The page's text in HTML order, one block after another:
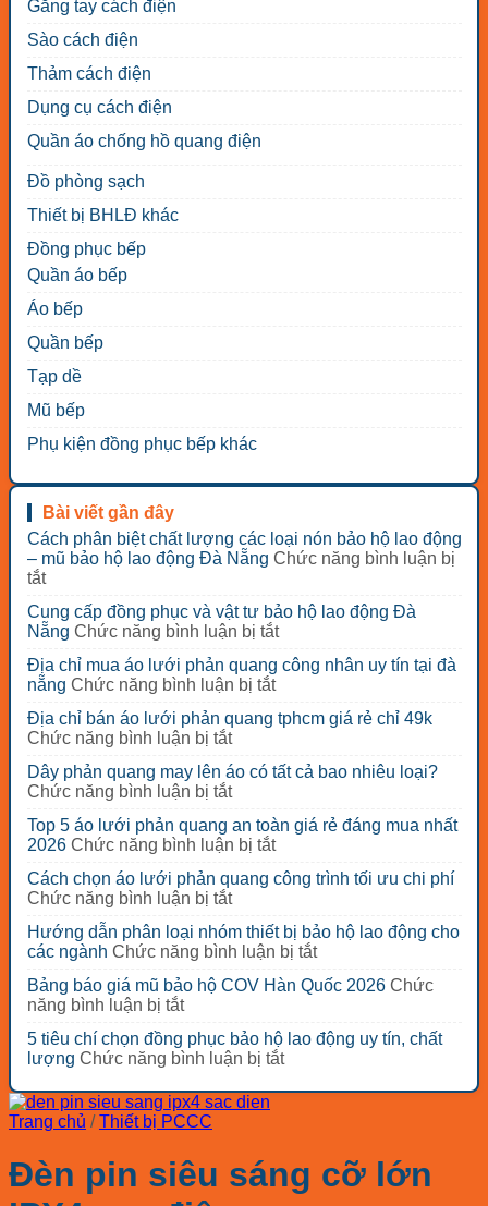
Găng tay cách điện
Sào cách điện
Thảm cách điện
Dụng cụ cách điện
Quần áo chống hồ quang điện
Đồ phòng sạch
Thiết bị BHLĐ khác
Đồng phục bếp
Quần áo bếp
Áo bếp
Quần bếp
Tạp dề
Mũ bếp
Phụ kiện đồng phục bếp khác
Bài viết gần đây
Cách phân biệt chất lượng các loại nón bảo hộ lao động
– mũ bảo hộ lao động Đà Nẵng Chức năng bình luận bị
tắtở
phân
biệt
chất
lượng
các
loại
nón
hộ
lao
–
mũ
bảo
hộ
lao
động
Đà
Cung cấp đồng phục và vật tư bảo hộ lao động Đà
Nẵng Chức năng bình luận bị tắtở
cấp
phục
và
tư
lao
Nẵng
Địa chỉ mua áo lưới phản quang công nhân uy tín tại đà
nẵng Chức năng bình luận bị tắtở
chỉ
áo
lưới
quang
công
uy
đà
nẵng
Địa chỉ bán áo lưới phản quang tphcm giá rẻ chỉ 49k
Chức năng bình luận bị tắtở
chỉ
bán
lưới
phản
quang
tphcm
rẻ
chỉ
Dây phản quang may lên áo có tất cả bao nhiêu loại?
Chức năng bình luận bị tắtở
phản
quang
lên
áo
có
tất
bao
Top 5 áo lưới phản quang an toàn giá rẻ đáng mua nhất
2026 Chức năng bình luận bị tắtở
5
lưới
phản
quang
an
rẻ
đáng
nhất
Cách chọn áo lưới phản quang công trình tối ưu chi phí
Chức năng bình luận bị tắtở
chọn
áo
lưới
phản
công
trình
ưu
chi
Hướng dẫn phân loại nhóm thiết bị bảo hộ lao động cho
các ngành Chức năng bình luận bị tắtở
dẫn
loại
nhóm
bị
động
cho
Bảng báo giá mũ bảo hộ COV Hàn Quốc 2026 Chức
năng bình luận bị tắtở
báo
giá
bảo
hộ
Hàn
Quốc
2026
5 tiêu chí chọn đồng phục bảo hộ lao động uy tín, chất
lượng Chức năng bình luận bị tắtở
tiêu
phục
bảo
Trang chủ / Thiết bị PCCC
Đèn pin siêu sáng cỡ lớn